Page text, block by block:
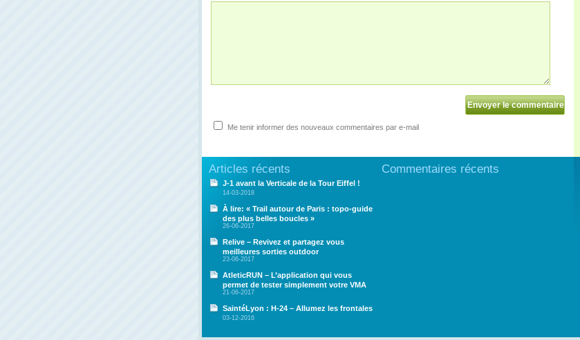
Me tenir informer des nouveaux commentaires par e-mail
Articles récents
J-1 avant la Verticale de la Tour Eiffel !
14-03-2018
À lire: « Trail autour de Paris : topo-guide
des plus belles boucles »
26-06-2017
Relive – Revivez et partagez vous
meilleures sorties outdoor
23-06-2017
AtleticRUN – L’application qui vous
permet de tester simplement votre VMA
21-06-2017
SaintéLyon : H-24 – Allumez les frontales
03-12-2016
Commentaires récents